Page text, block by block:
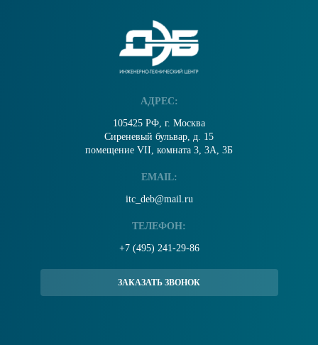
АДРЕС:
105425 РФ, г. Москва
Сиреневый бульвар, д. 15
помещение VII, комната 3, 3А, 3Б
EMAIL:
itc_deb@mail.ru
ТЕЛЕФОН:
+7 (495) 241-29-86
ЗАКАЗАТЬ ЗВОНОК